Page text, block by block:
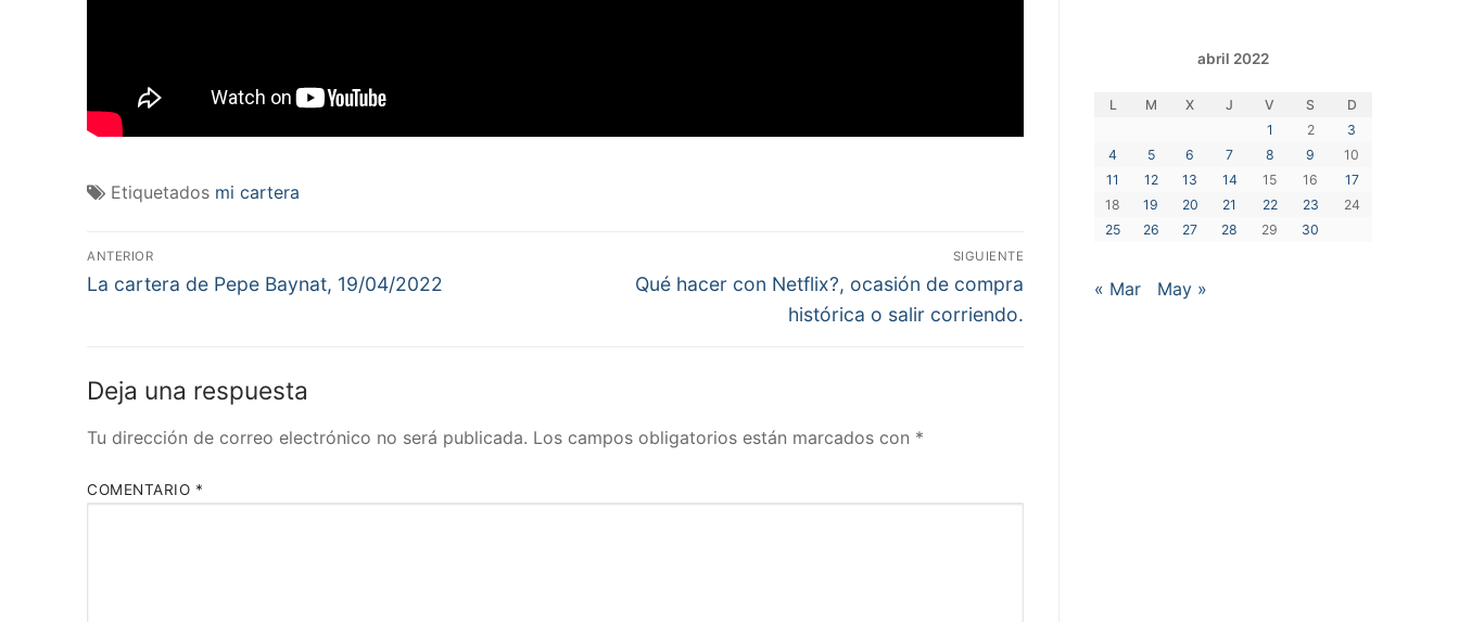
Etiquetados mi cartera
Navegación
de
ANTERIOR
Entrada
La cartera de Pepe Baynat, 19/04/2022
SIGUIENTE
Entrada
Qué hacer con Netflix?, ocasión de compra
histórica o salir corriendo.
Deja una respuesta
Tu dirección de correo electrónico no será publicada. Los campos obligatorios están marcados con *
COMENTARIO *
abril 2022
L M X J V S
D
1
2
3
4
5 6 7 8 9
10
11
12 13 14 15 16
17
18
19 20 21 22 23
24
25
26 27 28 29 30
« Mar May »